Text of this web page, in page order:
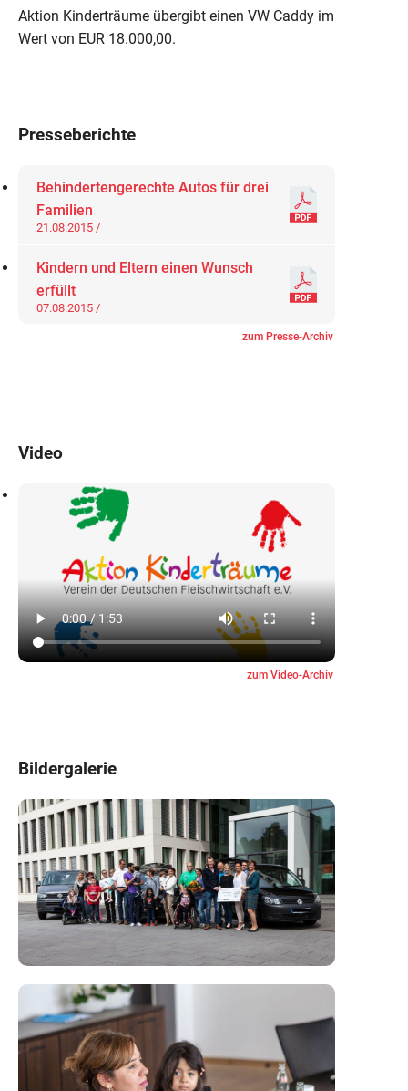
Aktion Kinderträume übergibt einen VW Caddy im
Wert von EUR 18.000,00.
Presseberichte
Behindertengerechte Autos für drei
Familien
21.08.2015 /
Kindern und Eltern einen Wunsch
erfüllt
07.08.2015 /
zum Presse-Archiv
Video
zum Video-Archiv
Bildergalerie